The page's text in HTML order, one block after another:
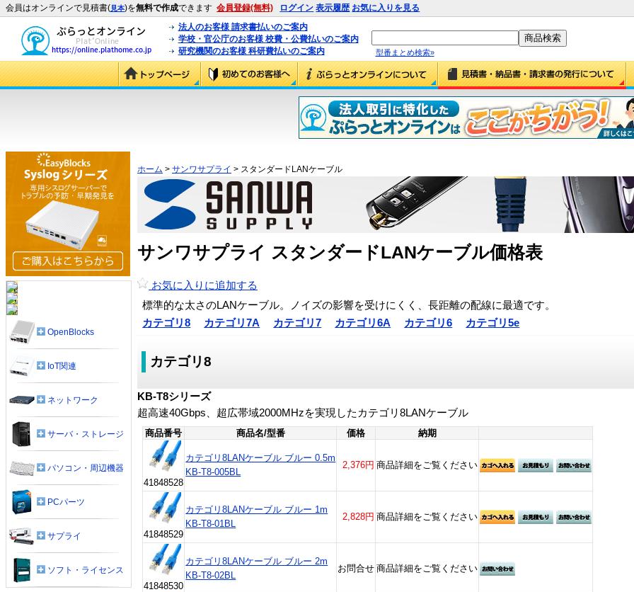
会員はオンラインで見積書(見本)を無料で作成できます 会員登録(無料) ログイン 表示履歴 お気に入りを見る
法人のお客様 請求書払いのご案内
学校・官公庁のお客様 校費・公費払いのご案内
研究機関のお客様 科研費払いのご案内
型番まとめ検索»
ホーム > サンワサプライ > スタンダードLANケーブル
サンワサプライ スタンダードLANケーブル価格表
お気に入りに追加する
標準的な太さのLANケーブル。ノイズの影響を受けにくく、長距離の配線に最適です。
カテゴリ8
カテゴリ7A カテゴリ7 カテゴリ6A カテゴリ6 カテゴリ5e
カテゴリ8
KB-T8シリーズ
超高速40Gbps、超広帯域2000MHzを実現したカテゴリ8LANケーブル
商品番号 商品名/型番 価格 納期
41848528
カテゴリ8LANケーブル ブルー 0.5m
KB-T8-005BL
2,376円 商品詳細をご覧ください
41848529
カテゴリ8LANケーブル ブルー 1m
KB-T8-01BL
2,828円 商品詳細をご覧ください
41848530
カテゴリ8LANケーブル ブルー 2m
KB-T8-02BL
お問合せ 商品詳細をご覧ください
OpenBlocks
IoT関連
ネットワーク
サーバ・ストレージ
パソコン・周辺機器
PCパーツ
サプライ
ソフト・ライセンス